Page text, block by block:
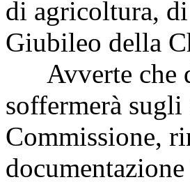
di agricoltura,
Giubileo della
Avverte che
soffermerà
Commissione,